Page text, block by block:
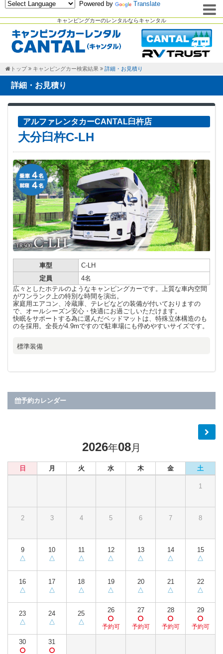
キャンピングカーのレンタルならキャンタル
Powered by Translate
トップ キャンピングカー検索結果 詳細・お見積り
詳細・お見積り
アルファレンタカーCANTAL臼杵店
大分臼杵C-LH
車型
C-LH
定員
4名
広々としたホテルのようなキャンピングカーです。上質な車内空間
がワンランク上の特別な時間を演出。
家庭用エアコン、冷蔵庫、テレビなどの装備が付いておりますの
で、オールシーズン安心・快適にお過ごしいただけます。
快眠をサポートする為に選んだベッドマットは、特殊立体構造のも
のを採用。全長が4.9mですので駐車場にも停めやすいサイズです。
標準装備
予約カレンダー
2026年08月
日 月 火 水 木 金 土
1
2 3 4 5 6 7 8
9 10 11 12 13 14 15
16 17 18 19 20 21 22
23 24 25 26 27 28 29
30 31